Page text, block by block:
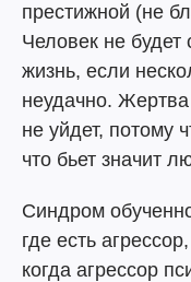
престижной (не
Человек не будет
жизнь, если
неудачно.
не уйдет, потому
что бьет значит
Синдром
где есть
когда агрессор